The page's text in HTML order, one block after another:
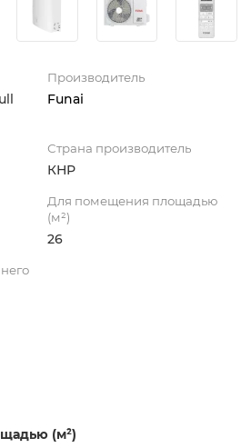
Производитель
Funai
Страна производитель
КНР
Для помещения площадью
(м²)
26
(м²)